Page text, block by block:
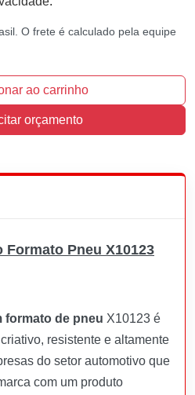
O frete é calculado pela equipe
ao carrinho
orçamento
Pneu X10123
formato de pneu X10123 é
criativo, resistente e altamente
do setor automotivo que
com um produto